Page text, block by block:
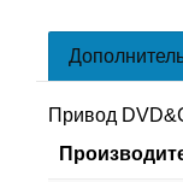
Привод